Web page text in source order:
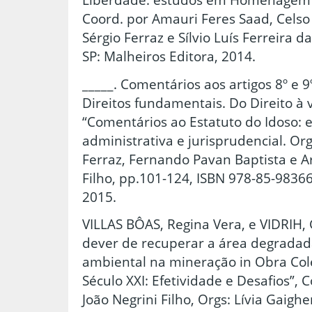
Coord. por Amauri Feres Saad,
Sérgio Ferraz e Sílvio Luís Ferreira
SP: Malheiros Editora, 2014.
_____. Comentários aos artigos 8º
Direitos fundamentais. Do Direito à
“Comentários ao Estatuto do Idoso:
administrativa e jurisprudencial.
Ferraz, Fernando Pavan Baptista e
Filho, pp.101-124, ISBN 978-85-
2015.
VILLAS BÔAS, Regina Vera, e
dever de recuperar a área
ambiental na mineração in Obra
Século XXI: Efetividade e Desafios”,
João Negrini Filho, Orgs: Lívia